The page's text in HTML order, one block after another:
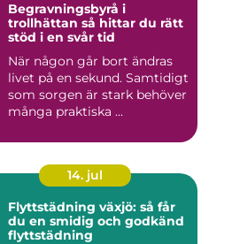
Begravningsbyrå i
trollhättan så hittar du rätt
stöd i en svår tid
När någon går bort ändras
livet på en sekund. Samtidigt
som sorgen är stark behöver
många praktiska ...
14. jul
Flyttstädning växjö: så får
du en smidig och godkänd
flyttstädning